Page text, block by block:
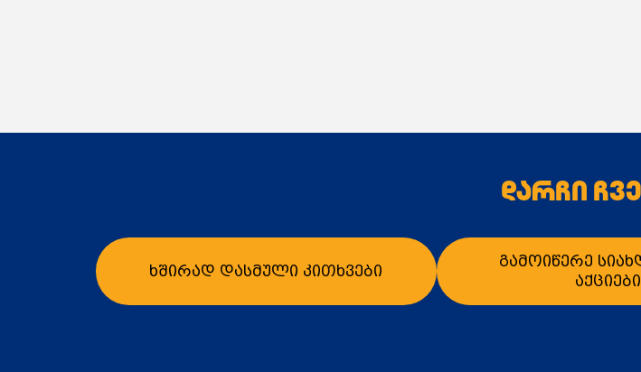
დარჩი
ხშირად დასმული კითხვები
გამოიწერე
აქციები